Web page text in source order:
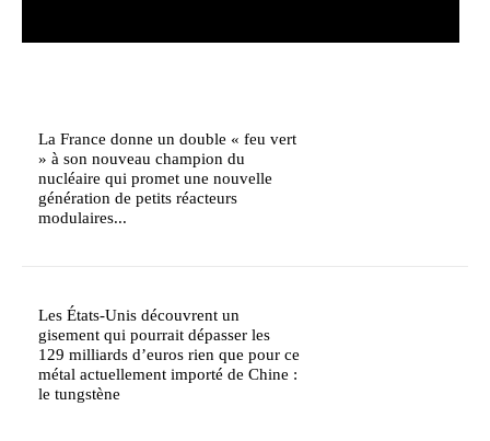
La France donne un double « feu vert
» à son nouveau champion du
nucléaire qui promet une nouvelle
génération de petits réacteurs
modulaires...
Les États-Unis découvrent un
gisement qui pourrait dépasser les
129 milliards d’euros rien que pour ce
métal actuellement importé de Chine :
le tungstène